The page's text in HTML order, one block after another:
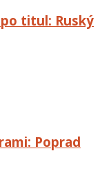
titul: Ruský
Poprad